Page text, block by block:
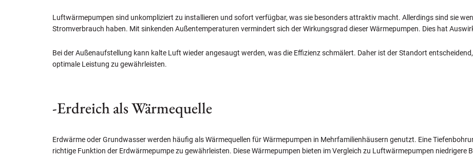
Luftwärmepumpen sind unkompliziert zu installieren und sofort verfügbar, was sie besonders attraktiv macht. Allerdings sind sie
Stromverbrauch haben. Mit sinkenden Außentemperaturen vermindert sich der Wirkungsgrad dieser Wärmepumpen. Dies hat
Bei der Außenaufstellung kann kalte Luft wieder angesaugt werden, was die Effizienz schmälert. Daher ist der Standort
optimale Leistung zu gewährleisten.
-Erdreich als Wärmequelle
Erdwärme oder Grundwasser werden häufig als Wärmequellen für Wärmepumpen in Mehrfamilienhäusern genutzt. Eine
richtige Funktion der Erdwärmepumpe zu gewährleisten. Diese Wärmepumpen bieten im Vergleich zu Luftwärmepumpen niedrigere